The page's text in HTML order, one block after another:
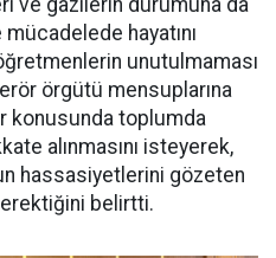
hayatını
unutulmaması
örgütü mensuplarına
konusunda toplumda
alınmasını isteyerek,
hassasiyetlerini gözeten
belirtti.